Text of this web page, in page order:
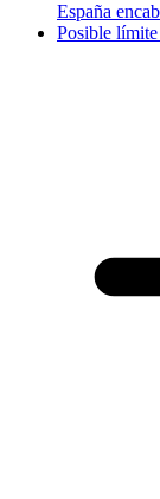
España
Posible